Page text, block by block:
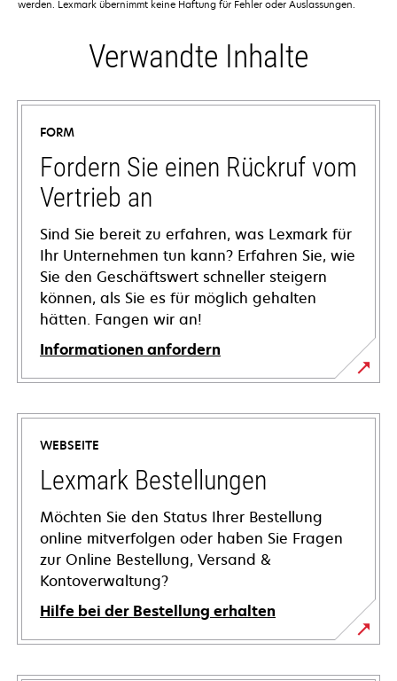
werden. Lexmark übernimmt keine Haftung für Fehler oder Auslassungen.
Verwandte Inhalte
FORM
Fordern Sie einen Rückruf vom
Vertrieb an
Sind Sie bereit zu erfahren, was Lexmark für
Ihr Unternehmen tun kann? Erfahren Sie, wie
Sie den Geschäftswert schneller steigern
können, als Sie es für möglich gehalten
hätten. Fangen wir an!
Informationen anfordern
WEBSEITE
Lexmark Bestellungen
Möchten Sie den Status Ihrer Bestellung
online mitverfolgen oder haben Sie Fragen
zur Online Bestellung, Versand &
Kontoverwaltung?
Hilfe bei der Bestellung erhalten